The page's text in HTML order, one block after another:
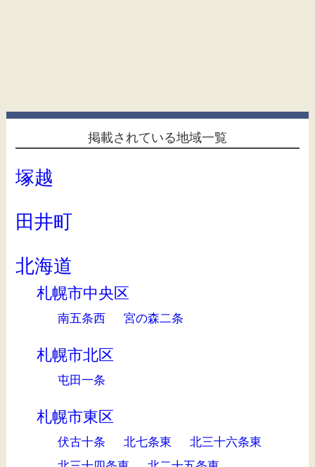
掲載されている地域一覧
塚越
田井町
北海道
札幌市中央区
南五条西 宮の森二条
札幌市北区
屯田一条
札幌市東区
伏古十条 北七条東
北三十六条東